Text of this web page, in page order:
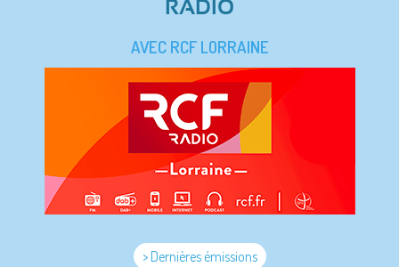
RADIO
AVEC RCF LORRAINE
> Dernières émissions